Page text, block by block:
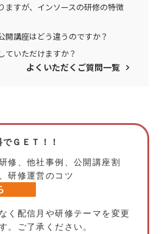
ますが、インソースの研修の特徴
開講座はどう違うのですか？
ていただけますか？
よくいただくご質問一覧
ＧＥＴ！！
修、他社事例、公開講座割
研修運営のコツ
く配信月や研修テーマを変更
。ご了承ください。